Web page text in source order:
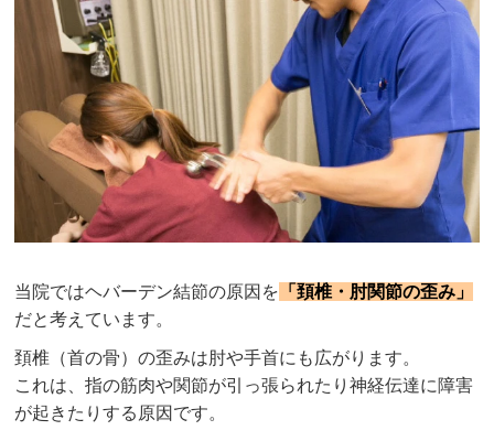
当院ではヘバーデン結節の原因を 「頚椎・肘関節の歪み」
だと考えています。
頚椎（首の骨）の歪みは肘や手首にも広がります。
これは、指の筋肉や関節が引っ張られたり神経伝達に障害
が起きたりする原因です。